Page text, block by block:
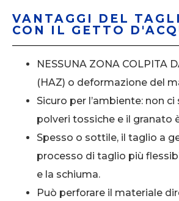
VANTAGGI DEL
CON IL GETTO
NESSUNA ZONA COLPITA
(HAZ) o deformazione del
Sicuro per l’ambiente: non
polveri tossiche e il granato
Spesso o sottile, il taglio a
processo di taglio più
e la schiuma.
Può perforare il materiale